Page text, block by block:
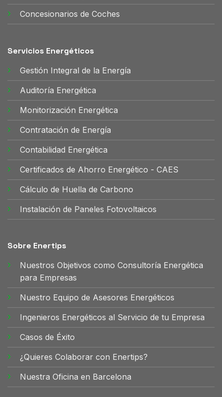
Concesionarios de Coches
Servicios Energéticos
Gestión Integral de la Energía
Auditoría Energética
Monitorización Energética
Contratación de Energía
Contabilidad Energética
Certificados de Ahorro Energético - CAES
Cálculo de Huella de Carbono
Instalación de Paneles Fotovoltaicos
Sobre Enertips
Nuestros Objetivos como Consultoría Energética
para Empresas
Nuestro Equipo de Asesores Energéticos
Ingenieros Energéticos al Servicio de tu Empresa
Casos de Éxito
¿Quieres Colaborar con Enertips?
Nuestra Oficina en Barcelona